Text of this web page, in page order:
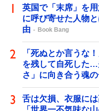
英国で「末席」を
に呼び寄せた人物
由
Book Bang
「死ぬとか言うな
を残して自死した
さ」に向き合う魂
舌は欠損、衣服に